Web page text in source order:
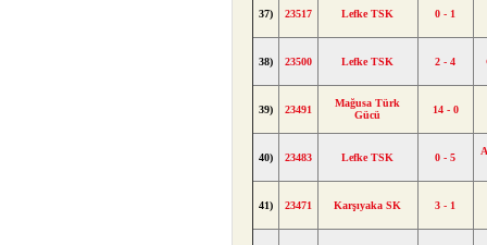
37) 23517 Lefke TSK 0 - 1
38) 23500 Lefke TSK 2 - 4
39) 23491
Mağusa Türk
Gücü
14 - 0
40) 23483 Lefke TSK 0 - 5
41) 23471 Karşıyaka SK 3 - 1